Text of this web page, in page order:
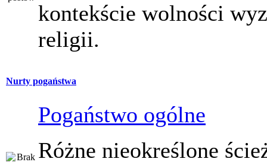
kontekście wolności
religii.
Nurty pogaństwa
Pogaństwo ogólne
Różne nieokreślone